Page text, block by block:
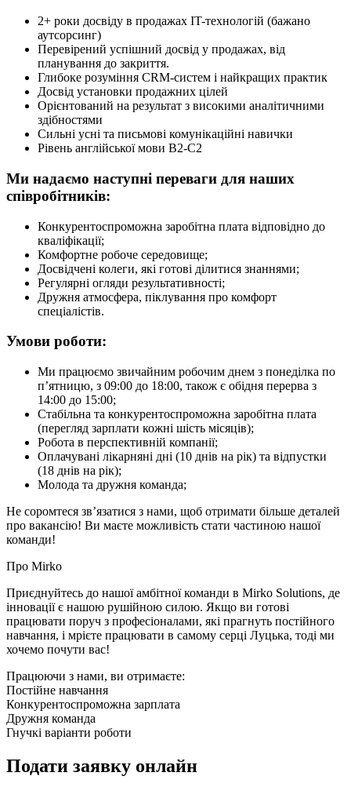
2+ роки досвіду в продажах IT-технологій (бажано
аутсорсинг)
Перевірений успішний досвід у продажах, від
планування до закриття.
Глибоке розуміння CRM-систем і найкращих практик
Досвід установки продажних цілей
Орієнтований на результат з високими аналітичними
здібностями
Сильні усні та письмові комунікаційні навички
Рівень англійської мови B2-C2
Ми надаємо наступні переваги для наших
співробітників:
Конкурентоспроможна заробітна плата відповідно до
кваліфікації;
Комфортне робоче середовище;
Досвідчені колеги, які готові ділитися знаннями;
Регулярні огляди результативності;
Дружня атмосфера, піклування про комфорт
спеціалістів.
Умови роботи:
Ми працюємо звичайним робочим днем з понеділка по
п’ятницю, з 09:00 до 18:00, також є обідня перерва з
14:00 до 15:00;
Стабільна та конкурентоспроможна заробітна плата
(перегляд зарплати кожні шість місяців);
Робота в перспективній компанії;
Оплачувані лікарняні дні (10 днів на рік) та відпустки
(18 днів на рік);
Молода та дружня команда;
Не соромтеся зв’язатися з нами, щоб отримати більше деталей
про вакансію! Ви маєте можливість стати частиною нашої
команди!
Про Mirko
Приєднуйтесь до нашої амбітної команди в Mirko Solutions, де
інновації є нашою рушійною силою. Якщо ви готові
працювати поруч з професіоналами, які прагнуть постійного
навчання, і мрієте працювати в самому серці Луцька, тоді ми
хочемо почути вас!
Працюючи з нами, ви отримаєте:
Постійне навчання
Конкурентоспроможна зарплата
Дружня команда
Гнучкі варіанти роботи
Подати заявку онлайн